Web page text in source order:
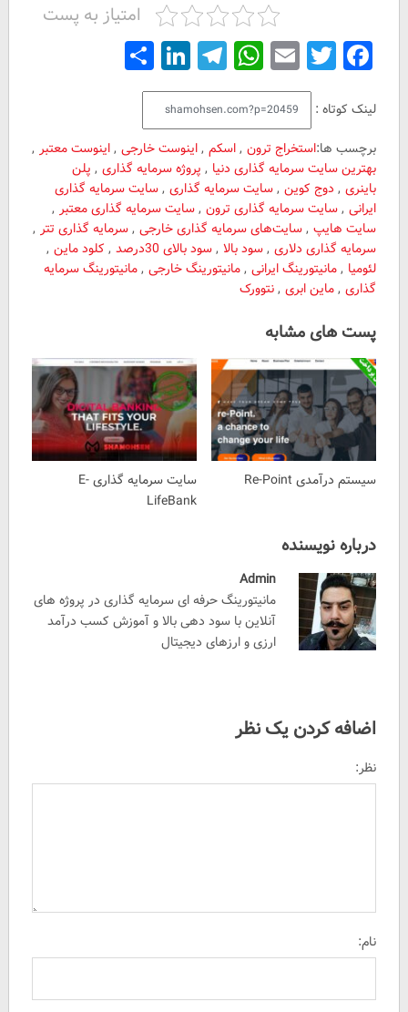
امتیاز به پست
Facebook
Twitter
Email
WhatsApp
Telegram
LinkedIn
Share
لینک کوتاه :
برچسب ها:استخراج ترون ,اسکم ,اینوست خارجی ,اینوست معتبر ,
بهترین سایت سرمایه گذاری دنیا , پروژه سرمایه گذاری , پلن
باینری , دوج کوین ,سایت سرمایه گذاری ,سایت سرمایه گذاری
ایرانی ,سایت سرمایه گذاری ترون ,سایت سرمایه گذاری معتبر ,
سایت هایپ ,سایت‌های سرمایه گذاری خارجی ,سرمایه گذاری تتر ,
سرمایه گذاری دلاری ,سود بالا ,سود بالای 30درصد , کلود ماین ,
لئومیا ,مانیتورینگ ایرانی ,مانیتورینگ خارجی ,مانیتورینگ سرمایه
گذاری ,ماین ابری ,نتوورک
پست های مشابه
سایت سرمایه گذاری E-
LifeBank
سیستم درآمدی Re-Point
درباره نویسنده
Admin
مانیتورینگ حرفه ای سرمایه گذاری در پروژه های
آنلاین با سود دهی بالا و آموزش کسب درآمد
ارزی و ارزهای دیجیتال
اضافه کردن یک نظر
نظر:
نام: